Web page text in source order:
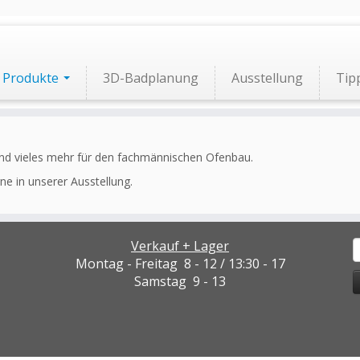
Produkte 3D-Badplanung Ausstellung
vieles mehr für den fachmännischen Ofenbau.
in unserer Ausstellung.
Verkauf + Lager
Montag - Freitag 8 - 12 / 13:30 - 17
Samstag 9 - 13